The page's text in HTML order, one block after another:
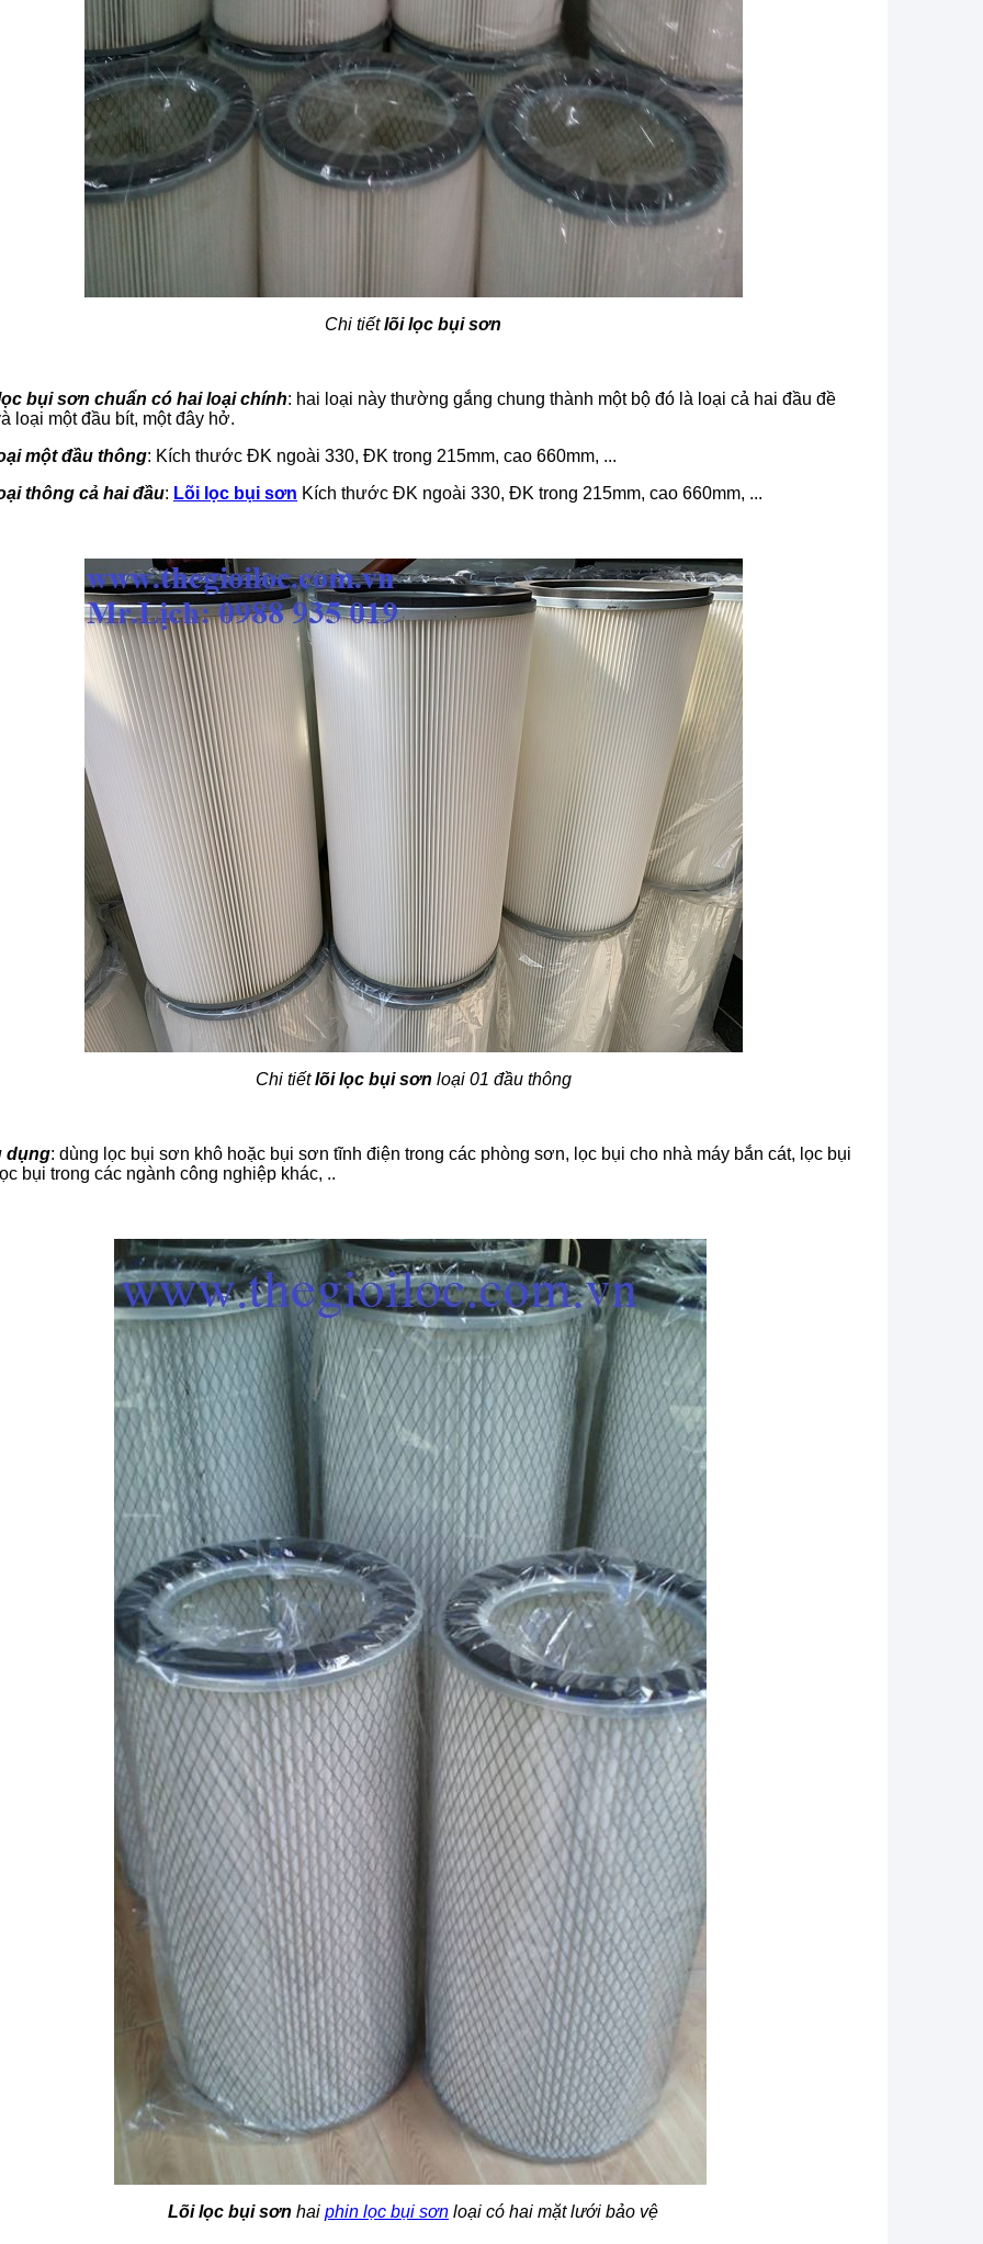
Chi tiếtlõi lọc bụi sơn
bụi sơn chuẩn có hai loại chính: hai loại này thường gắng chung thành một bộ đó là loại cả hai đầu đề
loại một đầu bít, một đây hở.
một đầu thông: Kích thước ĐK ngoài 330, ĐK trong 215mm, cao 660mm, ...
thông cả hai đầu: Lõi lọc bụi sơn Kích thước ĐK ngoài 330, ĐK trong 215mm, cao 660mm, ...
Chi tiếtlõi lọc bụi sơn loại 01 đầu thông
dụng: dùng lọc bụi sơn khô hoặc bụi sơn tĩnh điện trong các phòng sơn, lọc bụi cho nhà máy bắn cát, lọc bụi
bụi trong các ngành công nghiệp khác, ..
Lõi lọc bụi sơn hai phin lọc bụi sơn loại có hai mặt lưới bảo vệ